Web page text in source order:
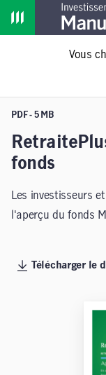
Home
Vous
PDF - 5 MB
fonds
Les investisseurs
l'aperçu du fonds
Télécharger le